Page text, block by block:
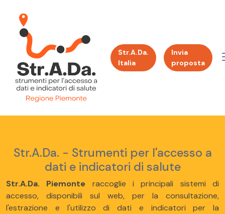
Str.A.Da.
Italia
Invia
proposta
Str.A.Da. - Strumenti per l'accesso a
dati e indicatori di salute
Str.A.Da. Piemonte raccoglie i principali sistemi di
accesso, disponibili sul web, per la consultazione,
l'estrazione e l'utilizzo di dati e indicatori per la